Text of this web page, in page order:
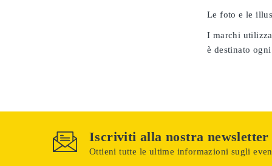
Le foto e le
I marchi
è destinato
Iscriviti alla nostra newsletter
Ottieni tutte le ultime informazioni sugli